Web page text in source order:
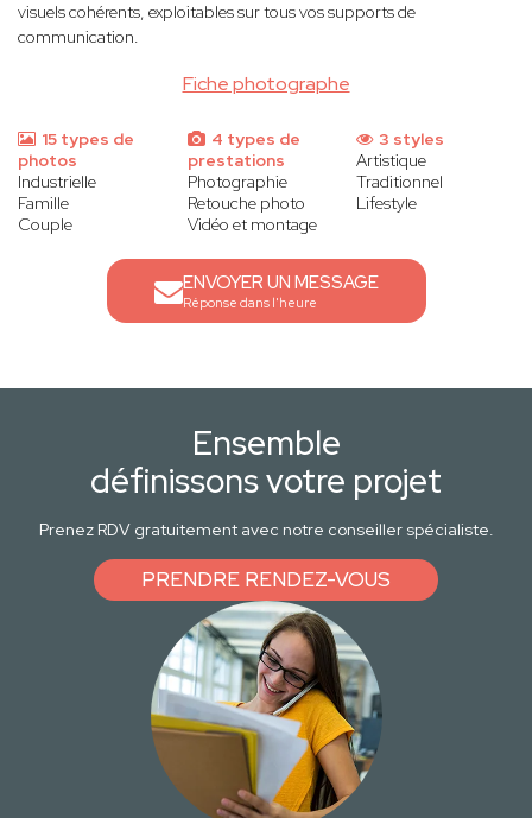
Fiche photographe
visuels cohérents, exploitables sur tous vos supports de
communication.
15 types de
photos
Industrielle
Famille
Couple
4 types de
prestations
Photographie
Retouche photo
Vidéo et montage
3 styles
Artistique
Traditionnel
Lifestyle
ENVOYER UN MESSAGE
Réponse dans l'heure
Ensemble
définissons votre projet
Prenez RDV gratuitement avec notre conseiller spécialiste.
PRENDRE RENDEZ-VOUS